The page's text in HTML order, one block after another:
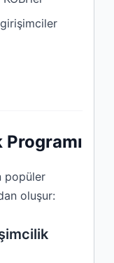
popüler
oluşur: